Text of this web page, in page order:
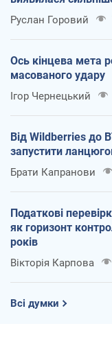
Руслан Горовий
Ось кінцева мета
масованого удару
Ігор Чернецький
Від Wildberries до
запустити
Брати Капранови
Податкові
як горизонт
років
Вікторія Карпова
Всі думки